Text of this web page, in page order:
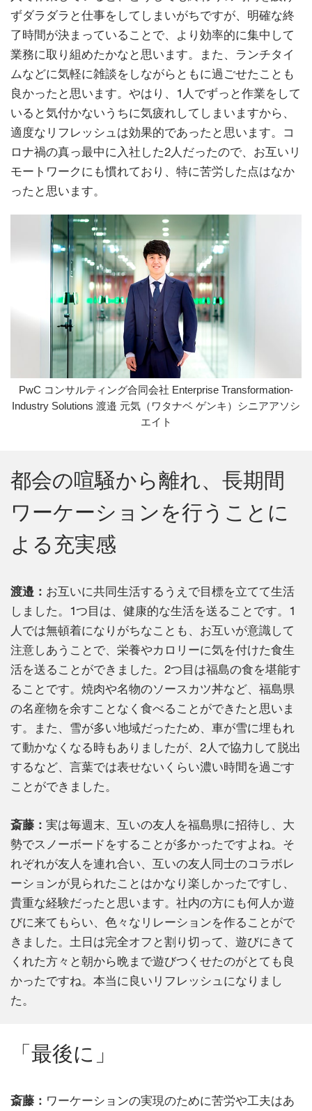
ずダラダラと仕事をしてしまいがちですが、明確な終
了時間が決まっていることで、より効率的に集中して
業務に取り組めたかなと思います。また、ランチタイ
ムなどに気軽に雑談をしながらともに過ごせたことも
良かったと思います。やはり、1人でずっと作業をして
いると気付かないうちに気疲れしてしまいますから、
適度なリフレッシュは効果的であったと思います。コ
ロナ禍の真っ最中に入社した2人だったので、お互いリ
モートワークにも慣れており、特に苦労した点はなか
ったと思います。
PwC コンサルティング合同会社 Enterprise Transformation-
Industry Solutions 渡邉 元気（ワタナベ ゲンキ）シニアアソシ
エイト
都会の喧騒から離れ、長期間
ワーケーションを行うことに
よる充実感
渡邉： お互いに共同生活するうえで目標を立てて生活
しました。1つ目は、健康的な生活を送ることです。1
人では無頓着になりがちなことも、お互いが意識して
注意しあうことで、栄養やカロリーに気を付けた食生
活を送ることができました。2つ目は福島の食を堪能す
ることです。焼肉や名物のソースカツ丼など、福島県
の名産物を余すことなく食べることができたと思いま
す。また、雪が多い地域だったため、車が雪に埋もれ
て動かなくなる時もありましたが、2人で協力して脱出
するなど、言葉では表せないくらい濃い時間を過ごす
ことができました。
斎藤： 実は毎週末、互いの友人を福島県に招待し、大
勢でスノーボードをすることが多かったですよね。そ
れぞれが友人を連れ合い、互いの友人同士のコラボレ
ーションが見られたことはかなり楽しかったですし、
貴重な経験だったと思います。社内の方にも何人か遊
びに来てもらい、色々なリレーションを作ることがで
きました。土日は完全オフと割り切って、遊びにきて
くれた方々と朝から晩まで遊びつくせたのがとても良
かったですね。本当に良いリフレッシュになりまし
た。
「最後に」
斎藤： ワーケーションの実現のために苦労や工夫はあ